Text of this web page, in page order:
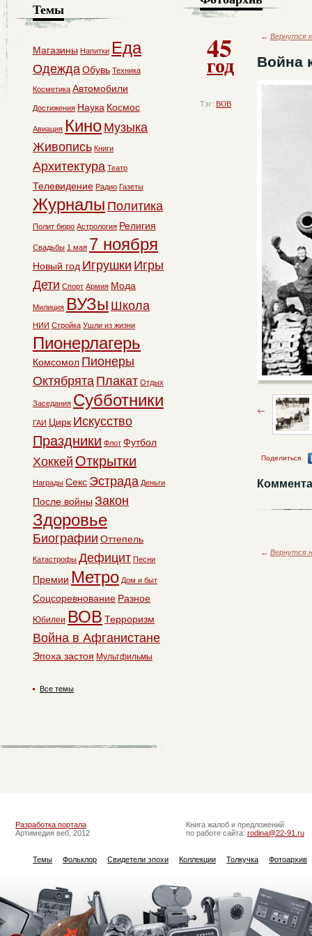
45
год
Тэг: ВОВ
← Вернутся
Война
Поделиться
← Вернутся
Темы
Магазины Напитки Еда
ОдеждаОбувь Техника
Косметика Автомобили
Достижения Наука Космос
Авиация Кино Музыка
Живопись Книги
Архитектура Театр
Телевидение Радио Газеты
Журналы Политика
Полит бюро Астрология Религия
Свадьбы 1 мая 7 ноября
Новый год Игрушки Игры
Дети Спорт Армия Мода
Милиция ВУЗы Школа
НИИ Стройка Ушли из жизни
Пионерлагерь
Комсомол Пионеры
Октябрята Плакат Отдых
Заседания Субботники
ГАИ Цирк Искусство
Праздники Флот Футбол
Хоккей Открытки
Награды Секс Эстрада Деньги
После войны Закон
Здоровье
Биографии Оттепель
Катастрофы Дефицит Песни
Премии Метро Дом и быт
Соцсоревнование Разное
Юбилеи ВОВ Терроризм
Война в Афганистане
Эпоха застоя Мультфильмы
Все темы
Разработка портала
Артимедия веб, 2012
Книга жалоб и предложений
по работе сайта: rodina@22-91.ru
Темы Фольклор Свидетели эпохи Коллекции Толкучка Фотоархив